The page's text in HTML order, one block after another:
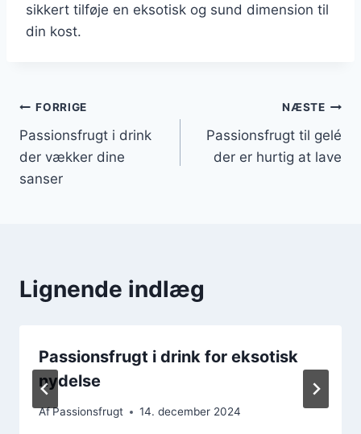
sikkert tilføje en eksotisk og sund dimension til
din kost.
Indlægsnavigation
FORRIGE
Passionsfrugt i drink
der vækker dine
sanser
NÆSTE
Passionsfrugt til gelé
der er hurtig at lave
Lignende indlæg
Passionsfrugt i drink for eksotisk
nydelse
AfPassionsfrugt 14. december 2024